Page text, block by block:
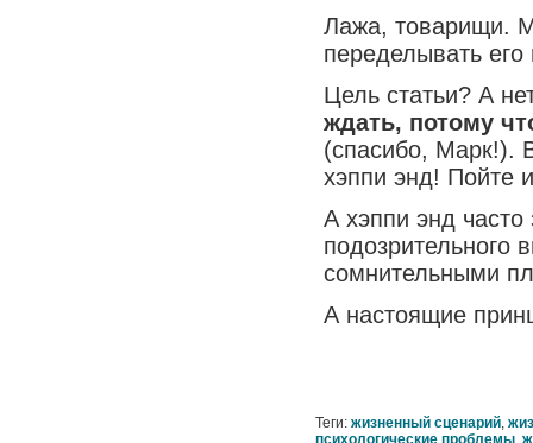
Лажа, товарищи.
переделывать
Цель статьи? А
ждать, потому
(спасибо, Марк!).
хэппи энд! Пойте
А хэппи энд часто
подозрительного
сомнительными
А настоящие
Теги: жизненный сценарий,
психологические проблемы